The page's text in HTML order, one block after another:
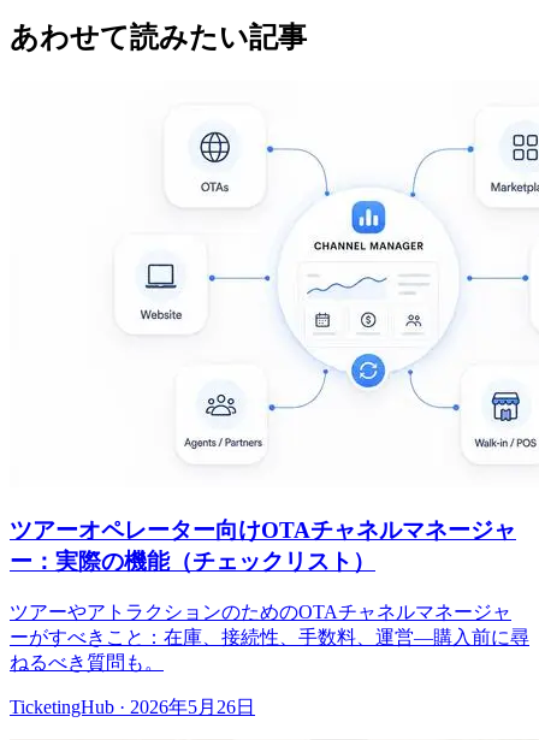
あわせて読みたい記事
ツアーオペレーター向けOTAチャネルマネージャ
ー：実際の機能（チェックリスト）
ツアーやアトラクションのためのOTAチャネルマネージャ
ーがすべきこと：在庫、接続性、手数料、運営—購入前に尋
ねるべき質問も。
TicketingHub · 2026年5月26日